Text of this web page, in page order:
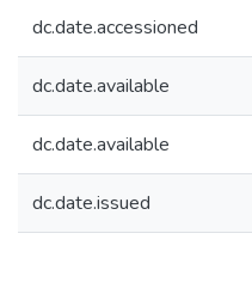
dc.date.accessioned
dc.date.available
dc.date.available
dc.date.issued